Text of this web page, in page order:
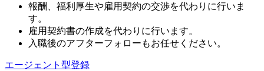
報酬、福利厚生や雇用契約の交渉を代わりに行いま
す。
雇用契約書の作成を代わりに行います。
入職後のアフターフォローもお任せください。
エージェント型登録